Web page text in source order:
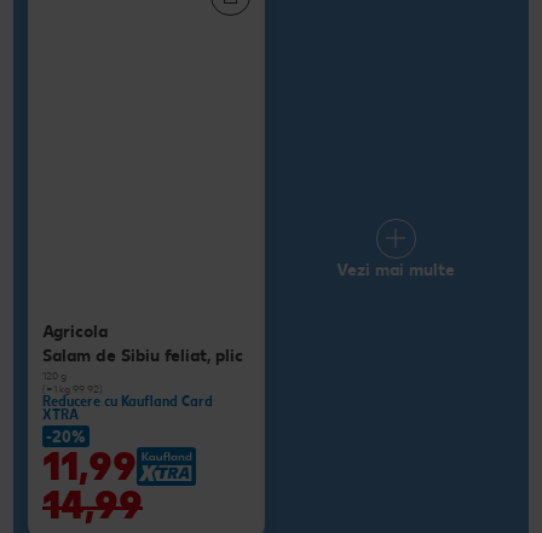
Agricola
Salam de Sibiu feliat, plic
120 g
(=1 kg 99.92)
Reducere cu Kaufland Card
XTRA
-20%
11,99
14,99
Vezi mai multe